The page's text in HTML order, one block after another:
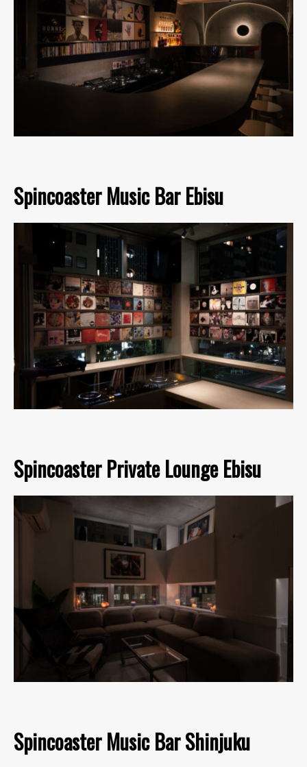
Spincoaster Music Bar Ebisu
Spincoaster Private Lounge Ebisu
Spincoaster Music Bar Shinjuku